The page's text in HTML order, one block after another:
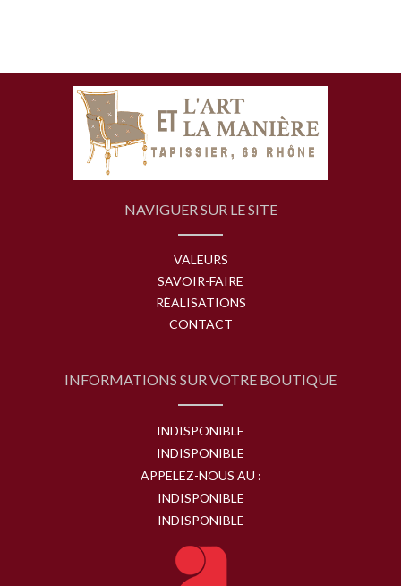
NAVIGUER SUR LE SITE
VALEURS
SAVOIR-FAIRE
RÉALISATIONS
CONTACT
INFORMATIONS SUR VOTRE BOUTIQUE
INDISPONIBLE
INDISPONIBLE
APPELEZ-NOUS AU :
INDISPONIBLE
INDISPONIBLE